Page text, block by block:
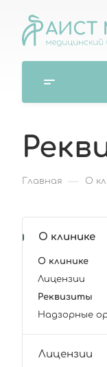
Главная — О
О клинике
О клинике
Лицензии
Реквизиты
Надзорные
Лицензии